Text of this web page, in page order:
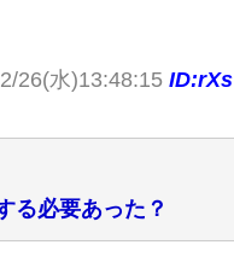
26(水)13:48:15 ID:rXs
る必要あった？